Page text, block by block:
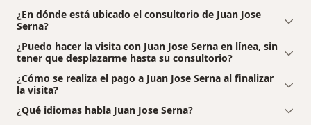
¿En dónde está ubicado el consultorio de Juan Jose
Serna?
¿Puedo hacer la visita con Juan Jose Serna en línea, sin
tener que desplazarme hasta su consultorio?
¿Cómo se realiza el pago a Juan Jose Serna al finalizar
la visita?
¿Qué idiomas habla Juan Jose Serna?